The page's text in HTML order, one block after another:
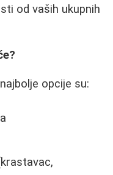
od vaših ukupnih
opcije su: